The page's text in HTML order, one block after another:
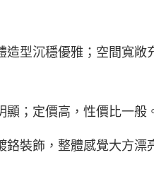
型沉穩優雅；空間寬敞
；定價高，性價比一般
裝飾，整體感覺大方漂